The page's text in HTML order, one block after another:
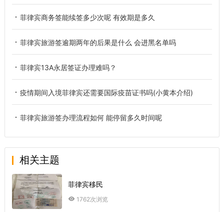
菲律宾商务签能续签多少次呢 有效期是多久
菲律宾旅游签逾期两年的后果是什么 会进黑名单吗
菲律宾13A永居签证办理难吗？
疫情期间入境菲律宾还需要国际疫苗证书吗(小黄本介绍)
菲律宾旅游签办理流程如何 能停留多久时间呢
相关主题
菲律宾移民
1762次浏览